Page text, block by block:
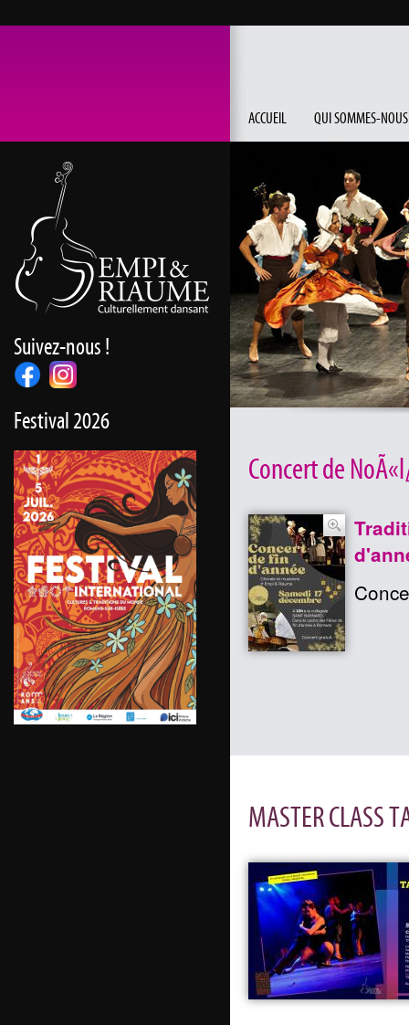
ACCUEIL QUI SOMMES-
Suivez-nous !
Festival 2026
Concert de NoÃ«l
MASTER CLASS